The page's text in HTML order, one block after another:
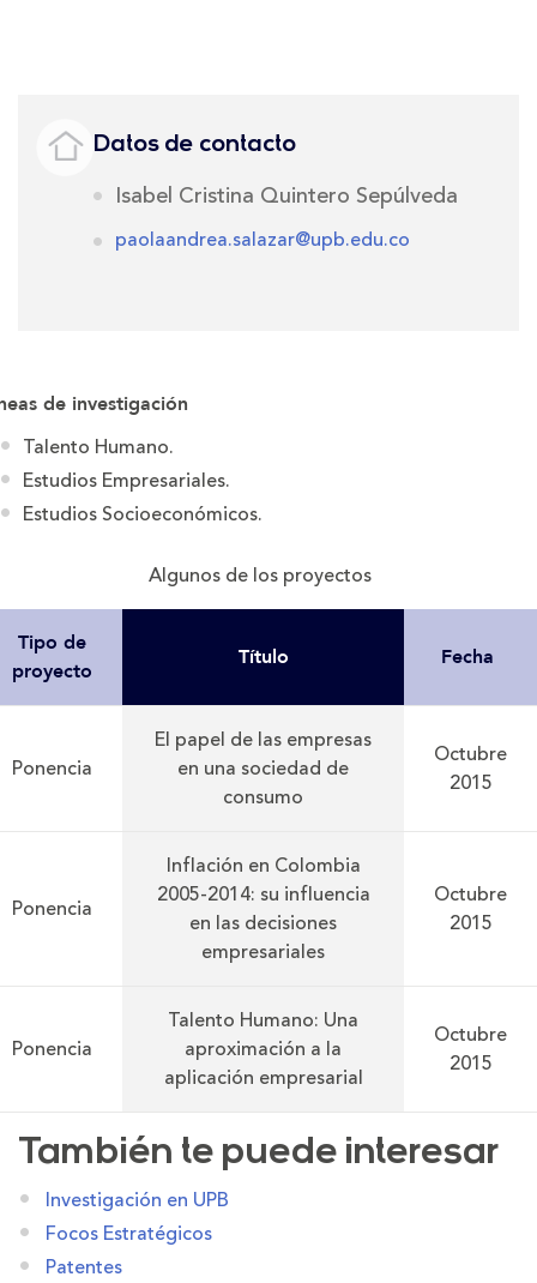
Datos de contacto
Isabel Cristina Quintero Sepúlveda
paolaandrea.salazar@upb.edu.co
de investigación
Talento Humano.
Estudios Empresariales.
Estudios Socioeconómicos.
Algunos de los proyectos
Tipo de
proyecto
Título Fecha
Ponencia
El papel de las empresas
en una sociedad de
consumo
Octubre
2015
Ponencia
Inflación en Colombia
2005-2014: su influencia
en las decisiones
empresariales
Octubre
2015
Ponencia
Talento Humano: Una
aproximación a la
aplicación empresarial
Octubre
2015
También te puede interesar
Investigación en UPB
Focos Estratégicos
Patentes